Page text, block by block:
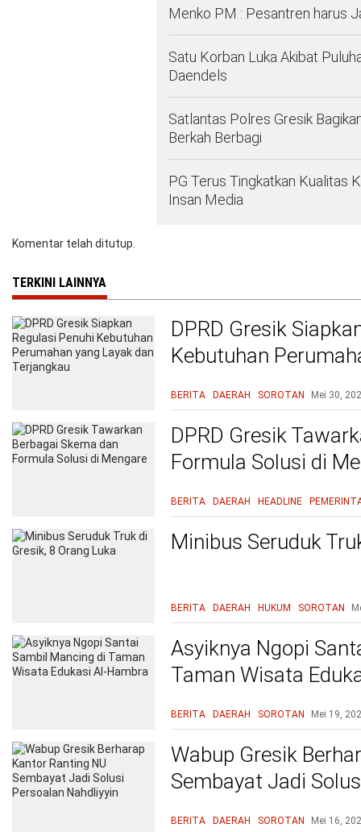
Menko PM : Pesantren harus
Satu Korban Luka Akibat
Daendels
Satlantas Polres Gresik
Berkah Berbagi
PG Terus Tingkatkan Kualitas
Insan Media
Komentar telah ditutup.
TERKINI LAINNYA
DPRD Gresik
Kebutuhan
BERITA DAERAH SOROTAN Mei 30,
DPRD Gresik
Formula Solusi di
BERITA DAERAH HEADLINE
Minibus Seruduk
BERITA DAERAH HUKUM SOROTAN
Asyiknya Ngopi
Taman Wisata
BERITA DAERAH SOROTAN Mei 19,
Wabup Gresik
Sembayat Jadi
BERITA DAERAH SOROTAN Mei 16,